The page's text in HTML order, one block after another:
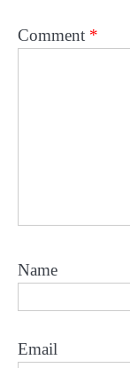
Comment *
Name
Email